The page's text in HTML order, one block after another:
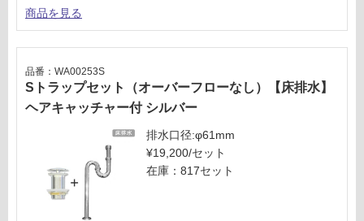
商品を見る
Sトラップセット（オーバーフローなし）【床排水】
ヘアキャッチャー付 シルバー
品番：WA00253S
排水口径:φ61mm
¥19,200/セット
在庫：817セット